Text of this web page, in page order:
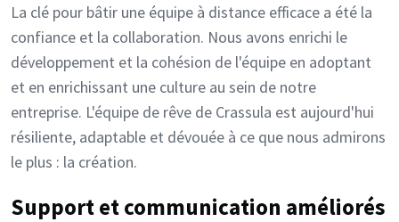
La clé pour bâtir une équipe à distance efficace a été la
confiance et la collaboration. Nous avons enrichi le
développement et la cohésion de l'équipe en adoptant
et en enrichissant une culture au sein de notre
entreprise. L'équipe de rêve de Crassula est aujourd'hui
résiliente, adaptable et dévouée à ce que nous admirons
le plus : la création.
Support et communication améliorés